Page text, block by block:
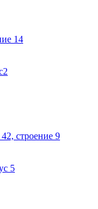
14
строение 9
5